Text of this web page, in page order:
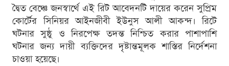
দ্বৈত বেঞ্চে জনস্বার্থে এই রিট আবেদনটি দায়ের করেন সুপ্রিম
কোর্টের সিনিয়র আইনজীবী ইউনুস আলী আকন্দ। রিটে
ঘটনার সুষ্ঠু ও নিরপেক্ষ তদন্ত নিশ্চিত করার পাশাপাশি
ঘটনার জন্য দায়ী ব্যক্তিদের দৃষ্টান্তমূলক শাস্তির নির্দেশনা
চাওয়া হয়েছে।